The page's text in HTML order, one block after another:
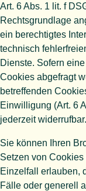
Art. 6 Abs. 1 lit. f
Rechtsgrundlage
ein berechtigtes
technisch
Dienste. Sofern
Cookies abgefragt
betreffenden
Einwilligung (Art. 6
jederzeit widerrufbar.
Sie können Ihren
Setzen von
Einzelfall erlauben,
Fälle oder generell